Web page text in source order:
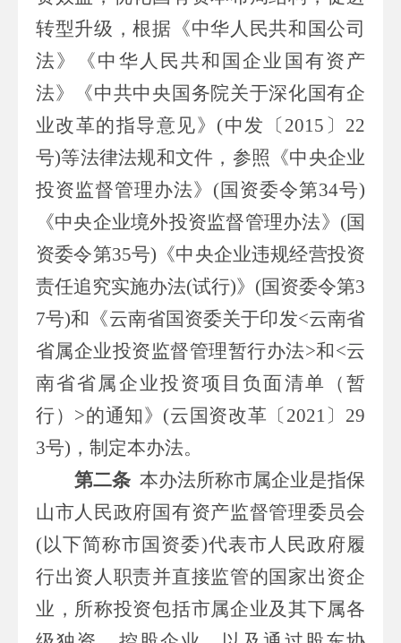
转型升级，根据《中华人民共和国公司
法》《中华人民共和国企业国有资产
法》《中共中央国务院关于深化国有企
业改革的指导意见》 (中发〔 2015 〕 22
号)等法律法规和文件，参照《中央企业
投资监督管理办法》 (国资委令第34号)
《中央企业境外投资监督管理办法》 (国
资委令第35号) 《中央企业违规经营投资
责任追究实施办法(试行)》 (国资委令第3
7号)和《云南省国资委关于印发<云南省
省属企业投资监督管理暂行办法>和<云
南省省属企业投资项目负面清单（暂
行） >的通知》 (云国资改革 〔 2021〕 29
3号) ， 制定本办法。
第二条 本办法所称市属企业是指保
山市人民政府国有资产监督管理委员会
(以下简称市国资委)代表市人民政府履
行出资人职责并直接监管的国家出资企
业，所称投资包括市属企业及其下属各